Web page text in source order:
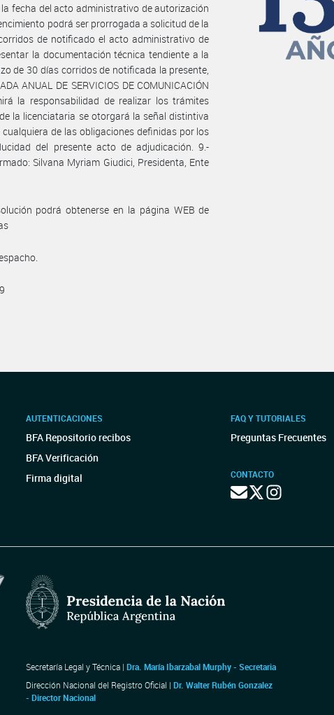
fecha del acto administrativo de autorización
podrá ser prorrogada a solicitud de la
de notificado el acto administrativo de
la documentación técnica tendiente a la
de 30 días corridos de notificada la presente,
ANUAL DE SERVICIOS DE COMUNICACIÓN
la responsabilidad de realizar los trámites
la licenciataria se otorgará la señal distintiva
de las obligaciones definidas por los
del presente acto de adjudicación. 9.-
Silvana Myriam Giudici, Presidenta, Ente
podrá obtenerse en la página WEB de
AUTENTICACIONES
BFA Repositorio recibos
BFA Verificación
Firma digital
FAQ Y TUTORIALES
Preguntas Frecuentes
CONTACTO
Secretaría Legal y Técnica | Dra. María Ibarzabal Murphy - Secretaria
Dirección Nacional del Registro Oficial | Dr. Walter Rubén Gonzalez
- Director Nacional